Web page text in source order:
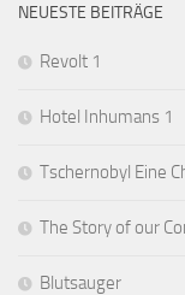
NEUESTE BEITRÄGE
Revolt 1
Hotel Inhumans 1
Tschernobyl Eine
The Story of our
Blutsauger